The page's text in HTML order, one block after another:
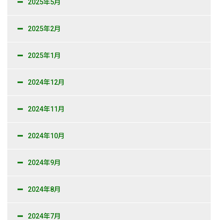
2025年5月
2025年2月
2025年1月
2024年12月
2024年11月
2024年10月
2024年9月
2024年8月
2024年7月